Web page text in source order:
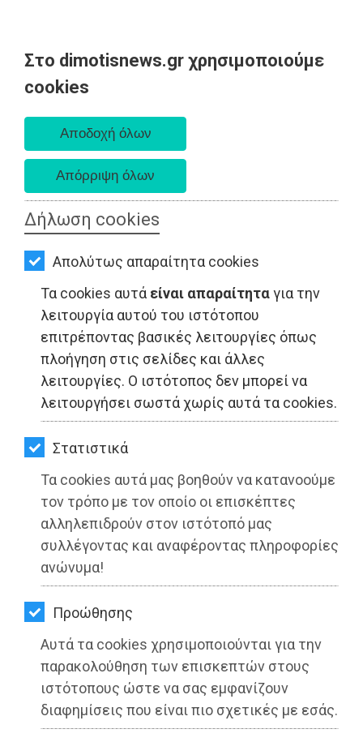
Στο dimotisnews.gr χρησιμοποιούμε
cookies
Δήλωση cookies
Απολύτως απαραίτητα cookies
Τα cookies αυτά είναι απαραίτηταγια την
λειτουργία αυτού του ιστότοπου
επιτρέποντας βασικές λειτουργίες όπως
πλοήγηση στις σελίδες και άλλες
λειτουργίες. Ο ιστότοπος δεν μπορεί να
λειτουργήσει σωστά χωρίς αυτά τα cookies.
Στατιστικά
Τα cookies αυτά μας βοηθούν να κατανοούμε
τον τρόπο με τον οποίο οι επισκέπτες
αλληλεπιδρούν στον ιστότοπό μας
συλλέγοντας και αναφέροντας πληροφορίες
ανώνυμα!
Προώθησης
Αυτά τα cookies χρησιμοποιούνται για την
παρακολούθηση των επισκεπτών στους
ιστότοπους ώστε να σας εμφανίζουν
διαφημίσεις που είναι πιο σχετικές με εσάς.
AΡΧΙΚΗ
ΕΙΔΗΣΕΙΣ
ΠΟΛΙΤΙΚΗ
ΤΟΠΙΚΗ
ΑΥΤΟΔΙΟΙΚΗΣΗ
ΟΙΚΟΝΟΜΙΑ
ΑΘΛΗΤΙΣΜΟΣ
ΠΟΛΙΤΙΣΜΟΣ
ΣΠΙΤΙ-
ΚΗΠΟΣ
ΥΓΕΙΑ
LIFESTYLE
ΤΑΞΙΔΙΑ
ΕΞΟΔΟΣ
ΠΕΡΙΒΑΛΛΟΝ
ΚΑΤΟΙΚΙΔΙΟ
ΑΓΓΕΛΙΕΣ
ΕΦΗΜΕΡΙΔΕΣ
OΔΗΓΟΣ
ΑΓΟΡΑΣ
LIFESTYLE - Ανατολική Αττική
Το μήνυμα του Οργανισμού Λιμένος
Ραφήνας για την Εθνική Αντίσταση
Διαβάστηκε 4657 φορές